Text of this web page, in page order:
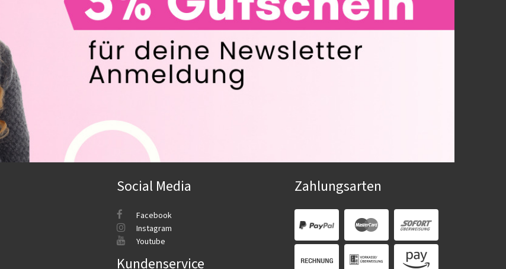
Social Media
Facebook
Instagram
Youtube
Kundenservice
Zahlungsarten